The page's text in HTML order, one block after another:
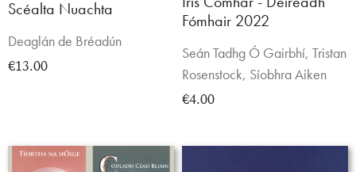
Scéalta Nuachta
Deaglán de Bréadún
€13.00
Fómhair 2022
Seán Tadhg Ó Gairbhí, Tristan
Rosenstock, Síobhra Aiken
€4.00